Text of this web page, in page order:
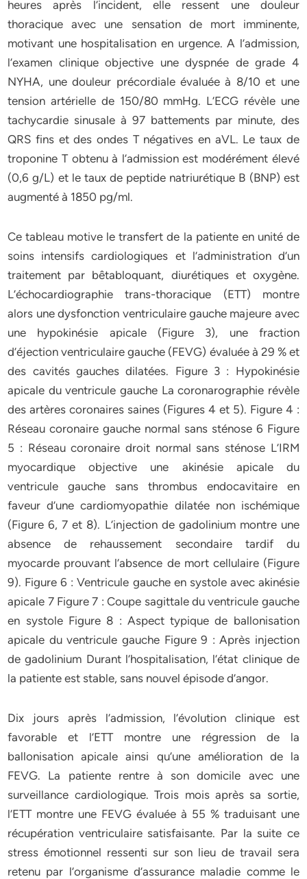
heures après l’incident, elle ressent une douleur
thoracique avec une sensation de mort imminente,
motivant une hospitalisation en urgence. A l’admission,
l’examen clinique objective une dyspnée de grade 4
NYHA, une douleur précordiale évaluée à 8/10 et une
tension artérielle de 150/80 mmHg. L’ECG révèle une
tachycardie sinusale à 97 battements par minute, des
QRS fins et des ondes T négatives en aVL. Le taux de
troponine T obtenu à l’admission est modérément élevé
(0,6 g/L) et le taux de peptide natriurétique B (BNP) est
augmenté à 1850 pg/ml.
Ce tableau motive le transfert de la patiente en unité de
soins intensifs cardiologiques et l’administration d’un
traitement par bêtabloquant, diurétiques et oxygène.
L’échocardiographie trans-thoracique (ETT) montre
alors une dysfonction ventriculaire gauche majeure avec
une hypokinésie apicale (Figure 3), une fraction
d’éjection ventriculaire gauche (FEVG) évaluée à 29 % et
des cavités gauches dilatées. Figure 3 : Hypokinésie
apicale du ventricule gauche La coronarographie révèle
des artères coronaires saines (Figures 4 et 5). Figure 4 :
Réseau coronaire gauche normal sans sténose 6 Figure
5 : Réseau coronaire droit normal sans sténose L’IRM
myocardique objective une akinésie apicale du
ventricule gauche sans thrombus endocavitaire en
faveur d’une cardiomyopathie dilatée non ischémique
(Figure 6, 7 et 8). L’injection de gadolinium montre une
absence de rehaussement secondaire tardif du
myocarde prouvant l’absence de mort cellulaire (Figure
9). Figure 6 : Ventricule gauche en systole avec akinésie
apicale 7 Figure 7 : Coupe sagittale du ventricule gauche
en systole Figure 8 : Aspect typique de ballonisation
apicale du ventricule gauche Figure 9 : Après injection
de gadolinium Durant l’hospitalisation, l’état clinique de
la patiente est stable, sans nouvel épisode d’angor.
Dix jours après l’admission, l’évolution clinique est
favorable et l’ETT montre une régression de la
ballonisation apicale ainsi qu’une amélioration de la
FEVG. La patiente rentre à son domicile avec une
surveillance cardiologique. Trois mois après sa sortie,
l’ETT montre une FEVG évaluée à 55 % traduisant une
récupération ventriculaire satisfaisante. Par la suite ce
stress émotionnel ressenti sur son lieu de travail sera
retenu par l’organisme d’assurance maladie comme le